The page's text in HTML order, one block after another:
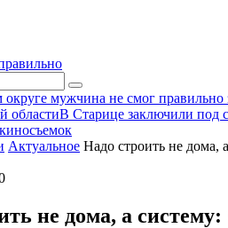
мужчина не смог правильно
областиВ Старице заключили под
Актуальное Надо строить не дома,
не дома, а